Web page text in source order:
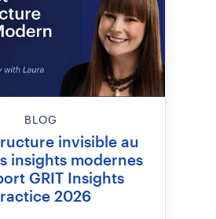
BLOG
invisible au
insights modernes
GRIT Insights
2026